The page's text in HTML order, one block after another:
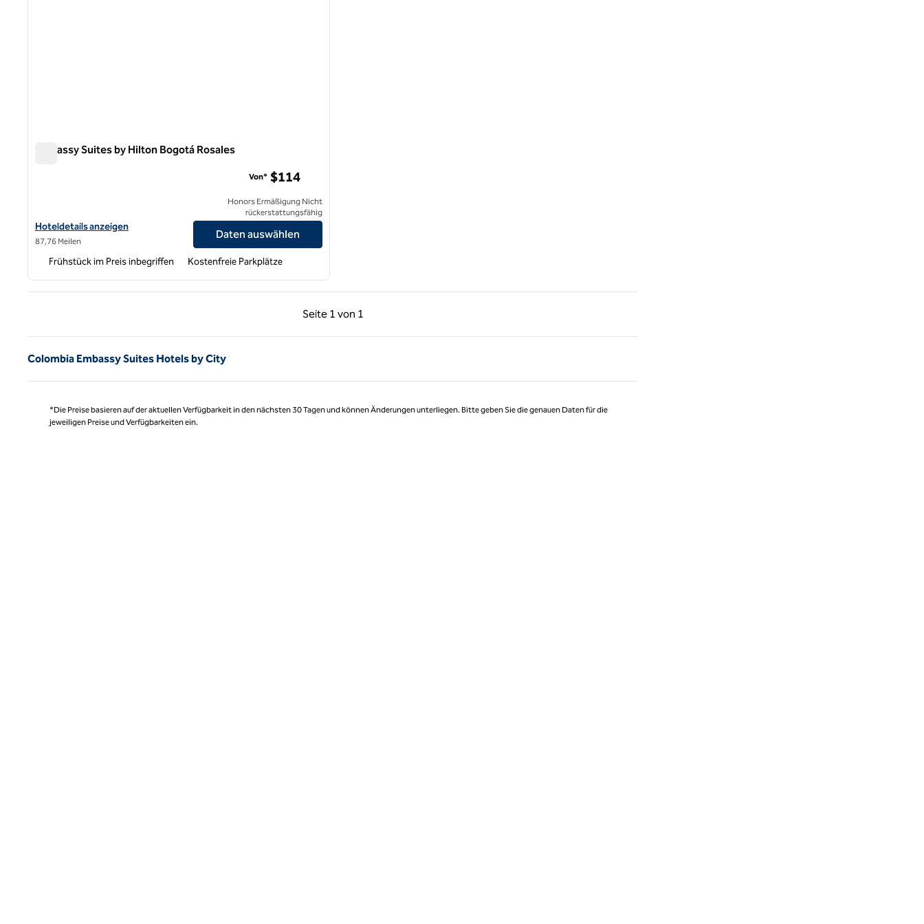
Embassy Suites by Hilton Bogotá Rosales
Hoteldetails für Embassy Suites by Hilton Bogotá Rosales anzeigen
Hoteldetails anzeigen
87,76 Meilen
Von* $114
Honors Ermäßigung Nicht
rückerstattungsfähig
Daten auswählen
Frühstück im Preis inbegriffen Kostenfreie Parkplätze
Seite 1 von 1
Vorherige Seite, 1 von 1
Seite 1 von 1
Colombia Embassy Suites Hotels by City
*Die Preise basieren auf der aktuellen Verfügbarkeit in den nächsten 30 Tagen und können Änderungen unterliegen. Bitte geben Sie die genauen Daten für die
jeweiligen Preise und Verfügbarkeiten ein.